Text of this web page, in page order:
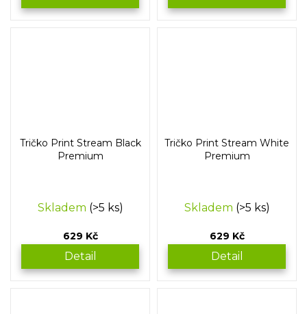
Tričko Print Stream Black
Premium
Skladem (>5 ks)
629 Kč
Detail
Tričko Print Stream White
Premium
Skladem (>5 ks)
629 Kč
Detail